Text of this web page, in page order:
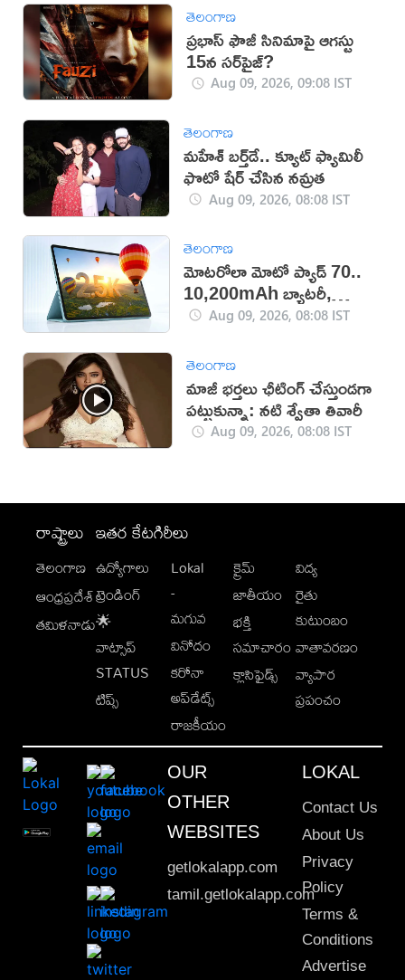
తెలంగాణ
ప్రభాస్ ఫౌజీ సినిమాపై ఆగస్టు
15న సర్‌ప్రైజ్?
Aug 09, 2026, 09:08 IST
తెలంగాణ
మహేశ్‌ బర్త్‌డే.. క్యూట్‌ ఫ్యామిలీ
ఫొటో షేర్ చేసిన నమ్రత
Aug 09, 2026, 08:08 IST
తెలంగాణ
మోటరోలా మోటో ప్యాడ్ 70..
10,200mAh బ్యాటరీ,
5Gతో కొత్త టాబ్లెట్ విడుదల
Aug 09, 2026, 08:08 IST
తెలంగాణ
మాజీ భర్తలు ఛీటింగ్ చేస్తుండగా
పట్టుకున్నా: నటి శ్వేతా తివారీ
Aug 09, 2026, 08:08 IST
రాష్ట్రాలు
తెలంగాణ
ఆంధ్రప్రదేశ్
తమిళనాడు
ఇతర కేటగిరీలు
ఉద్యోగాలు
ట్రెండింగ్
🌟
వాట్సాప్
STATUS
టిప్స్
Lokal
-
మగువ
వినోదం
కరోనా
అప్‌డేట్స్
రాజకీయం
క్రైమ్
జాతీయం
భక్తి
సమాచారం
క్లాసిఫైడ్స్
విద్య
రైతు
కుటుంబం
వాతావరణం
వ్యాపార
ప్రపంచం
OUR
OTHER
WEBSITES
getlokalapp.com
tamil.getlokalapp.com
LOKAL
Contact Us
About Us
Privacy
Policy
Terms &
Conditions
Advertise